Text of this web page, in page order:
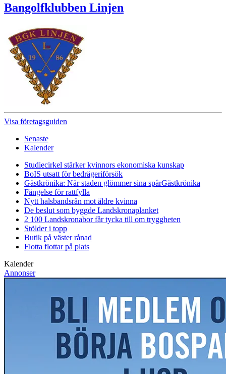
Bangolfklubben Linjen
Visa företagsguiden
Senaste
Kalender
Studiecirkel stärker kvinnors ekonomiska kunskap
BoIS utsatt för bedrägeriförsök
Gästkrönika: När staden glömmer sina spårGästkrönika
Fängelse för rattfylla
Nytt halsbandsrån mot äldre kvinna
De beslut som byggde Landskronaplanket
2 100 Landskronabor får tycka till om tryggheten
Stölder i topp
Butik på väster rånad
Flotta flottar på plats
Kalender
Annonser